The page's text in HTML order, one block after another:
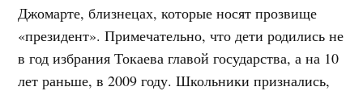
Джомарте, близнецах, которые носят прозвище
«президент». Примечательно, что дети родились не
в год избрания Токаева главой государства, а на 10
лет раньше, в 2009 году. Школьники признались,